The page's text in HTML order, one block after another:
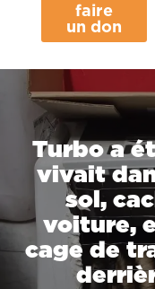
faire
un don
Turbo a
vivait
sol,
voiture,
cage de